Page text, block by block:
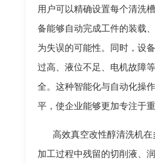
用户可以精确设置每个清洗
备能够自动完成工件的装载
为失误的可能性。同时，设
过高、液位不足、电机故障
全。这种智能化与自动化操
平，使企业能够更加专注于
高效真空改性醇清洗机
加工过程中残留的切削液、